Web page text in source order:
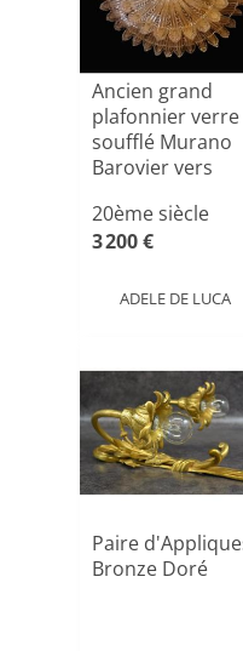
Ancien grand
plafonnier verre
soufflé Murano
Barovier vers
20ème siècle
3 200 €
ADELE DE LUCA
Paire
Bronze Doré